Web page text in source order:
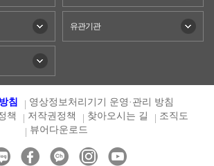
유관기관
침
영상정보처리기기 운영·관리 방침
책
저작권정책 찾아오시는 길
조직도
뷰어다운로드